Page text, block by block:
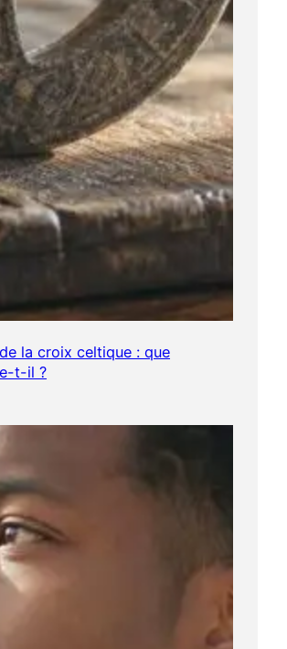
la croix celtique : que
t-il ?